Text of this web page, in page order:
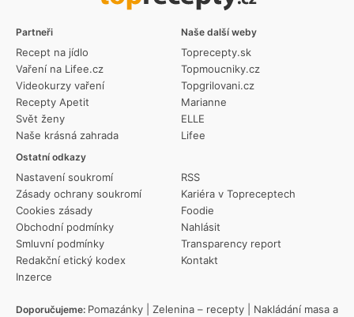
Partneři
Recept na jídlo
Vaření na Lifee.cz
Videokurzy vaření
Recepty Apetit
Svět ženy
Naše krásná zahrada
Ostatní odkazy
Nastavení soukromí
Zásady ochrany soukromí
Cookies zásady
Obchodní podmínky
Smluvní podmínky
Redakční etický kodex
Inzerce
RSS
Kariéra v Topreceptech
Foodie
Nahlásit
Transparency report
Kontakt
Naše další weby
Toprecepty.sk
Topmoucniky.cz
Topgrilovani.cz
Marianne
ELLE
Lifee
Doporučujeme: Pomazánky Zelenina – recepty
Nakládání masa a